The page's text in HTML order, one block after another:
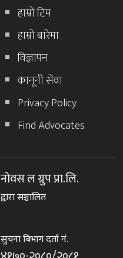
हाम्रो टिम
हाम्रो बारेमा
विज्ञापन
कानूनी सेवा
Privacy Policy
Find Advocates
नोवस ल ग्रुप प्रा.लि.
द्वारा सञ्चालित
सुचना बिभाग दर्ता नं.